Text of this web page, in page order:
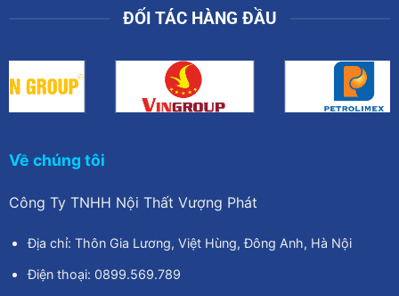
ĐỐI TÁC HÀNG ĐẦU
Về chúng tôi
Công Ty TNHH Nội Thất Vượng Phát
Địa chỉ: Thôn Gia Lương, Việt Hùng, Đông Anh, Hà Nội
Điện thoại: 0899.569.789